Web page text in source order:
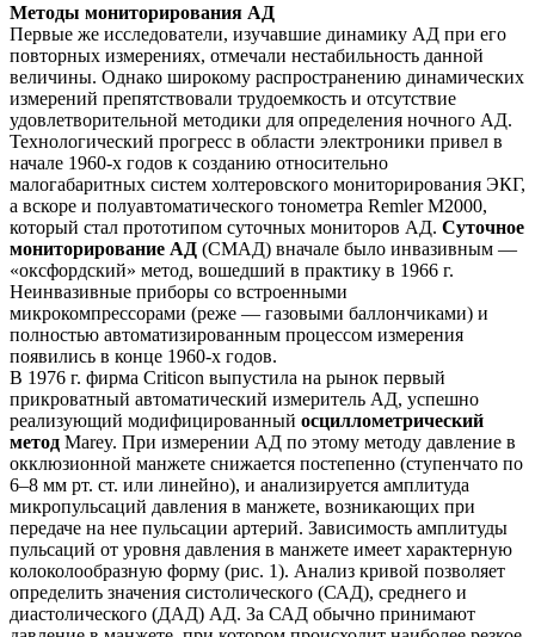
Методы мониторирования АД
Первые же исследователи, изучавшие динамику АД при его
повторных измерениях, отмечали нестабильность данной
величины. Однако широкому распространению динамических
измерений препятствовали трудоемкость и отсутствие
удовлетворительной методики для определения ночного АД.
Технологический прогресс в области электроники привел в
начале 1960-х годов к созданию относительно
малогабаритных систем холтеровского мониторирования ЭКГ,
а вскоре и полуавтоматического тонометра Remler М2000,
который стал прототипом суточных мониторов АД. Суточное
мониторирование АД (СМАД) вначале было инвазивным —
«оксфордский» метод, вошедший в практику в 1966 г.
Неинвазивные приборы со встроенными
микрокомпрессорами (реже — газовыми баллончиками) и
полностью автоматизированным процессом измерения
появились в конце 1960-х годов.
В 1976 г. фирма Criticon выпустила на рынок первый
прикроватный автоматический измеритель АД, успешно
реализующий модифицированный осциллометрический
метод Marey. При измерении АД по этому методу давление в
окклюзионной манжете снижается постепенно (ступенчато по
6–8 мм рт. ст. или линейно), и анализируется амплитуда
микропульсаций давления в манжете, возникающих при
передаче на нее пульсации артерий. Зависимость амплитуды
пульсаций от уровня давления в манжете имеет характерную
колоколообразную форму (рис. 1). Анализ кривой позволяет
определить значения систолического (САД), среднего и
диастолического (ДАД) АД. За САД обычно принимают